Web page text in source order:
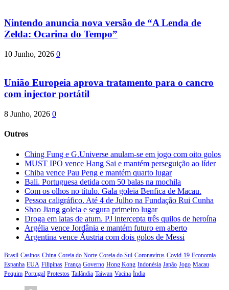
Nintendo anuncia nova versão de “A Lenda de
Zelda: Ocarina do Tempo”
10 Junho, 2026 0
União Europeia aprova tratamento para o cancro
com injector portátil
8 Junho, 2026 0
Outros
Ching Fung e G.Universe anulam-se em jogo com oito golos
MUST IPO vence Hang Sai e mantém perseguição ao líder
Chiba vence Pau Peng e mantém quarto lugar
Bali. Portuguesa detida com 50 balas na mochila
Com os olhos no título. Gala goleia Benfica de Macau.
Pessoa caligráfico. Até 4 de Julho na Fundação Rui Cunha
Shao Jiang goleia e segura primeiro lugar
Droga em latas de atum. PJ intercepta três quilos de heroína
Argélia vence Jordânia e mantém futuro em aberto
Argentina vence Áustria com dois golos de Messi
Brasil Casinos China Coreia do Norte Coreia do Sul Coronavírus Covid-19 Economia
Espanha EUA Filipinas França Governo Hong Kong Indonésia Japão Jogo Macau
Pequim Portugal Protestos Tailândia Taiwan Vacina Índia